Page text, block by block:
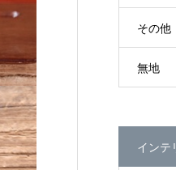
その他
無地
インテ